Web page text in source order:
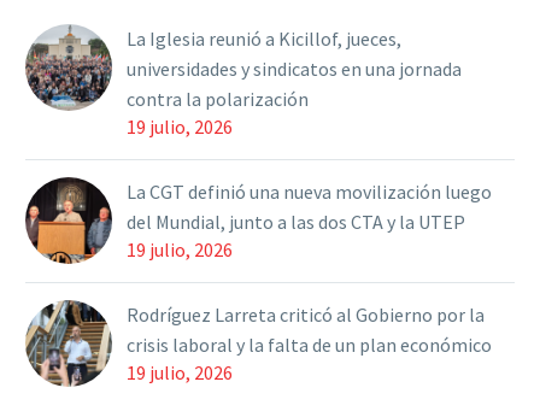
la…
La Iglesia reunió a Kicillof, jueces,
universidades y sindicatos en una jornada
contra la polarización
19 julio, 2026
La CGT definió una nueva movilización luego
del Mundial, junto a las dos CTA y la UTEP
19 julio, 2026
Rodríguez Larreta criticó al Gobierno por la
crisis laboral y la falta de un plan económico
19 julio, 2026